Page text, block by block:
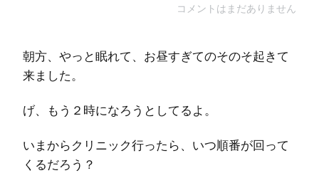
コメントはまだありません
朝方、やっと眠れて、お昼すぎてのそのそ起きて
来ました。
げ、もう２時になろうとしてるよ。
いまからクリニック行ったら、いつ順番が回って
くるだろう？